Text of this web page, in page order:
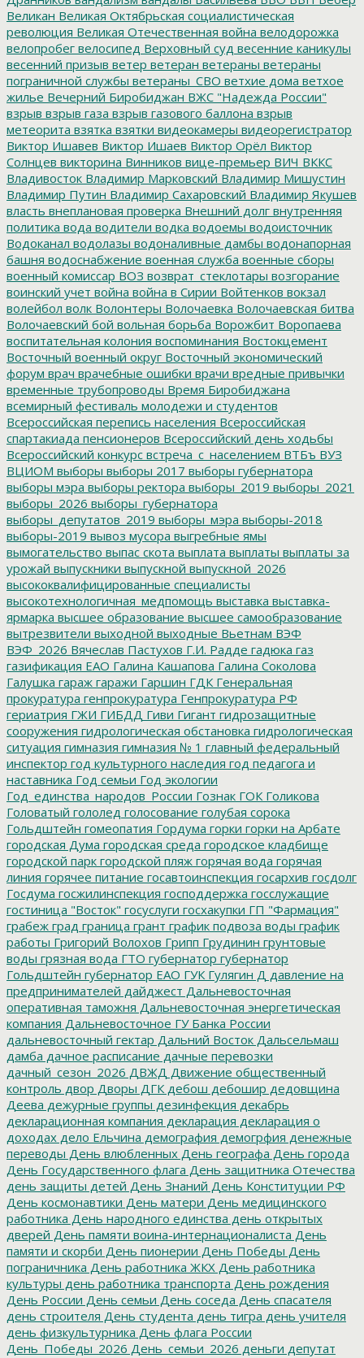
Великан Великая Октябрьская социалистическая
революция Великая Отечественная война велодорожка
велопробег велосипед Верховный суд весенние каникулы
весенний призыв ветер ветеран ветераны ветераны
пограничной службы ветераны_СВО ветхие дома ветхое
жилье Вечерний Биробиджан ВЖС "Надежда России"
взрыв взрыв газа взрыв газового баллона взрыв
метеорита взятка взятки видеокамеры видеорегистратор
Виктор Ишавев Виктор Ишаев Виктор Орёл Виктор
Солнцев викторина Винников вице-премьер ВИЧ ВККС
Владивосток Владимир Марковский Владимир Мишустин
Владимир Путин Владимир Сахаровский Владимир Якушев
власть внеплановая проверка Внешний долг внутренняя
политика вода водители водка водоемы водоисточник
Водоканал водолазы водоналивные дамбы водонапорная
башня водоснабжение военная служба военные сборы
военный комиссар ВОЗ возврат_стеклотары возгорание
воинский учет война война в Сирии Войтенков вокзал
волейбол волк Волонтеры Волочаевка Волочаевская битва
Волочаевский бой вольная борьба Ворожбит Воропаева
воспитательная колония воспоминания Востокцемент
Восточный военный округ Восточный экономический
форум врач врачебные ошибки врачи вредные привычки
временные трубопроводы Время Биробиджана
всемирный фестиваль молодежи и студентов
Всероссийская перепись населения Всероссийская
спартакиада пенсионеров Всероссийский день ходьбы
Всероссийский конкурс встреча_с_населением ВТБъ ВУЗ
ВЦИОМ выборы выборы 2017 выборы губернатора
выборы мэра выборы ректора выборы_2019 выборы_2021
выборы_2026 выборы_губернатора
выборы_депутатов_2019 выборы_мэра выборы-2018
выборы-2019 вывоз мусора выгребные ямы
вымогательство выпас скота выплата выплаты выплаты за
урожай выпускники выпускной выпускной_2026
высококвалифицированные специалисты
высокотехнологичная_медпомощь выставка выставка-
ярмарка высшее образование высшее самообразование
вытрезвители выходной выходные Вьетнам ВЭФ
ВЭФ_2026 Вячеслав Пастухов Г.И. Радде гадюка газ
газификация ЕАО Галина Кашапова Галина Соколова
Галушка гараж гаражи Гаршин ГДК Генеральная
прокуратура генпрокуратура Генпрокуратура РФ
гериатрия ГЖИ ГИБДД Гиви Гигант гидрозащитные
сооружения гидрологическая обстановка гидрологическая
ситуация гимназия гимназия № 1 главный федеральный
инспектор год культурного наследия год педагога и
наставника Год семьи Год экологии
Год_единства_народов_России Гознак ГОК Голикова
Головатый гололед голосование голубая сорока
Гольдштейн гомеопатия Гордума горки горки на Арбате
городская Дума городская среда городское кладбище
городской парк городской пляж горячая вода горячая
линия горячее питание госавтоинспекция госархив госдолг
Госдума госжилинспекция господдержка госслужащие
гостиница "Восток" госуслуги госхакупки ГП "Фармация"
грабеж град граница грант график подвоза воды график
работы Григорий Волохов Грипп Грудинин грунтовые
воды грязная вода ГТО губернатор губернатор
Гольдштейн губернатор ЕАО ГУК Гулягин Д давление на
предпринимателей дайджест Дальневосточная
оперативная таможня Дальневосточная энергетическая
компания Дальневосточное ГУ Банка России
дальневосточный гектар Дальний Восток Дальсельмаш
дамба дачное расписание дачные перевозки
дачный_сезон_2026 ДВЖД Движение общественный
контроль двор Дворы ДГК дебош дебошир дедовщина
Деева дежурные группы дезинфекция декабрь
декларационная компания декларация декларация о
доходах дело Ельчина демография демогрфия денежные
переводы День влюбленных День географа День города
День Государственного флага День защитника Отечества
день защиты детей День Знаний День Конституции РФ
День космонавтики День матери День медицинского
работника День народного единства день открытых
дверей День памяти воина-интернационалиста День
памяти и скорби День пионерии День Победы День
пограничника День работника ЖКХ День работника
культуры день работника транспорта День рождения
День России День семьи День соседа День спасателя
день строителя День студента день тигра день учителя
день физкультурника День флага России
День_Победы_2026 День_семьи_2026 деньги депутат